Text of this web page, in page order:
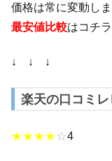
価格は常に変動し
最安値比較はコチラ
↓ ↓ ↓
楽天の口コミ
★★★★☆4